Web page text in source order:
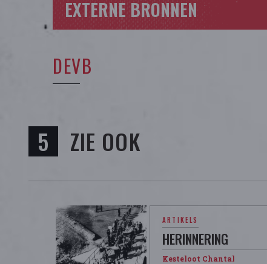
EXTERNE BRONNEN
DEVB
ZIE OOK
ARTIKELS
HERINNERING
Kesteloot Chantal